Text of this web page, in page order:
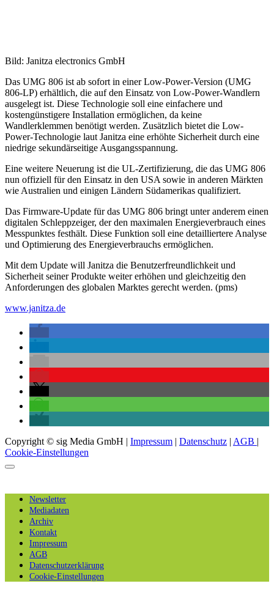
Bild: Janitza electronics GmbH
Das UMG 806 ist ab sofort in einer Low-Power-Version (UMG
806-LP) erhältlich, die auf den Einsatz von Low-Power-Wandlern
ausgelegt ist. Diese Technologie soll eine einfachere und
kostengünstigere Installation ermöglichen, da keine
Wandlerklemmen benötigt werden. Zusätzlich bietet die Low-
Power-Technologie laut Janitza eine erhöhte Sicherheit durch eine
niedrige sekundärseitige Ausgangsspannung.
Eine weitere Neuerung ist die UL-Zertifizierung, die das UMG 806
nun offiziell für den Einsatz in den USA sowie in anderen Märkten
wie Australien und einigen Ländern Südamerikas qualifiziert.
Das Firmware-Update für das UMG 806 bringt unter anderem einen
digitalen Schleppzeiger, der den maximalen Energieverbrauch eines
Messpunktes festhält. Diese Funktion soll eine detailliertere Analyse
und Optimierung des Energieverbrauchs ermöglichen.
Mit dem Update will Janitza die Benutzerfreundlichkeit und
Sicherheit seiner Produkte weiter erhöhen und gleichzeitig den
Anforderungen des globalen Marktes gerecht werden. (pms)
www.janitza.de
Copyright © sig Media GmbH | Impressum | Datenschutz | AGB |
Cookie-Einstellungen
Newsletter
Mediadaten
Archiv
Kontakt
Impressum
AGB
Datenschutzerklärung
Cookie-Einstellungen